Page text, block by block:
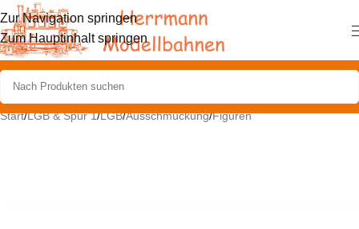
Zur Navigation springen
Zum Hauptinhalt springen
Start/LGB & Spur 1/LGB/Ausschmückung/Figuren